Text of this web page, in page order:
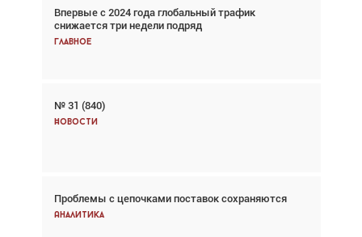
Впервые с 2024 года глобальный трафик
снижается три недели подряд
Главное
№ 31 (840)
Новости
Проблемы с цепочками поставок сохраняются
Аналитика
Взгляд с высоты: тандем вертолётов и БПЛА в
спасательных операциях
Главное
Авиационный фотограф Дэйв Кох: «Фотография
говорит сама за себя... а ИИ всё портит»
Впервые с 2024 года глобальный трафик
снижается три недели подряд